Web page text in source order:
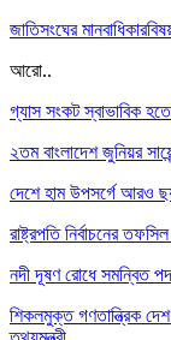
জাতিসংঘের
আরো..
গ্যাস সংকট স্বাভাবিক
২তম বাংলাদেশ জুনিয়র
দেশে হাম উপসর্গে আরও
রাষ্ট্রপতি নির্বাচনের
নদী দূষণ রোধে সমন্বিত
শিকলমুক্ত গণতান্ত্রিক দেশ